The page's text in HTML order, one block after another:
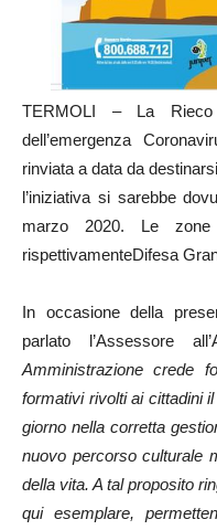
TERMOLI – La
dell’emergenza
rinviata a data da
l’iniziativa si sarebbe
marzo 2020. Le zone
rispettivamenteDifesa
In occasione della
parlato l’Assessore
Amministrazione crede
formativi rivolti ai cittadini il
giorno nella corretta
nuovo percorso culturale
della vita. A tal proposito
qui esemplare,